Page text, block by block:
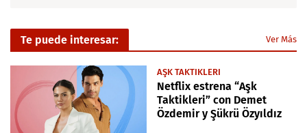
Te puede interesar: Ver Más
AŞK TAKTIKLERI
Netflix estrena “Aşk
Taktikleri” con Demet
Özdemir y Şükrü Özyıldız